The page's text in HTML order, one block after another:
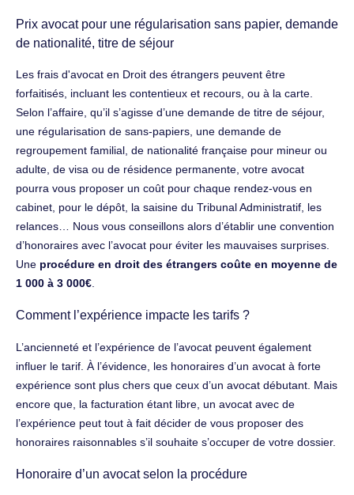
Prix avocat pour une régularisation sans papier, demande
de nationalité, titre de séjour
Les frais d'avocat en Droit des étrangers peuvent être
forfaitisés, incluant les contentieux et recours, ou à la carte.
Selon l’affaire, qu’il s’agisse d’une demande de titre de séjour,
une régularisation de sans-papiers, une demande de
regroupement familial, de nationalité française pour mineur ou
adulte, de visa ou de résidence permanente, votre avocat
pourra vous proposer un coût pour chaque rendez-vous en
cabinet, pour le dépôt, la saisine du Tribunal Administratif, les
relances… Nous vous conseillons alors d’établir une convention
d’honoraires avec l’avocat pour éviter les mauvaises surprises.
Une procédure en droit des étrangers coûte en moyenne de
1 000 à 3 000€
Comment l’expérience impacte les tarifs ?
L’ancienneté et l’expérience de l’avocat peuvent également
influer le tarif. À l’évidence, les honoraires d’un avocat à forte
expérience sont plus chers que ceux d’un avocat débutant. Mais
encore que, la facturation étant libre, un avocat avec de
l’expérience peut tout à fait décider de vous proposer des
honoraires raisonnables s’il souhaite s’occuper de votre dossier.
Honoraire d’un avocat selon la procédure